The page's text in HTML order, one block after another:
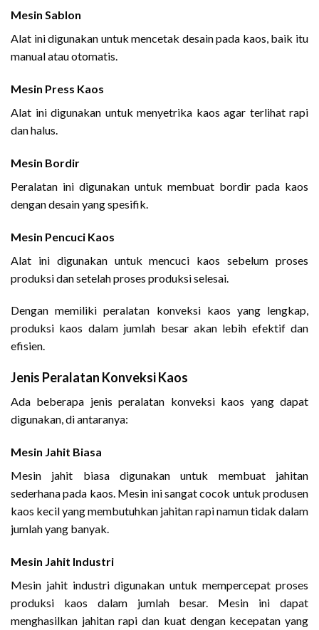
Mesin Sablon
Alat ini digunakan untuk mencetak desain pada kaos, baik itu
manual atau otomatis.
Mesin Press Kaos
Alat ini digunakan untuk menyetrika kaos agar terlihat rapi
dan halus.
Mesin Bordir
Peralatan ini digunakan untuk membuat bordir pada kaos
dengan desain yang spesifik.
Mesin Pencuci Kaos
Alat ini digunakan untuk mencuci kaos sebelum proses
produksi dan setelah proses produksi selesai.
Dengan memiliki peralatan konveksi kaos yang lengkap,
produksi kaos dalam jumlah besar akan lebih efektif dan
efisien.
Jenis Peralatan Konveksi Kaos
Ada beberapa jenis peralatan konveksi kaos yang dapat
digunakan, di antaranya:
Mesin Jahit Biasa
Mesin jahit biasa digunakan untuk membuat jahitan
sederhana pada kaos. Mesin ini sangat cocok untuk produsen
kaos kecil yang membutuhkan jahitan rapi namun tidak dalam
jumlah yang banyak.
Mesin Jahit Industri
Mesin jahit industri digunakan untuk mempercepat proses
produksi kaos dalam jumlah besar. Mesin ini dapat
menghasilkan jahitan rapi dan kuat dengan kecepatan yang